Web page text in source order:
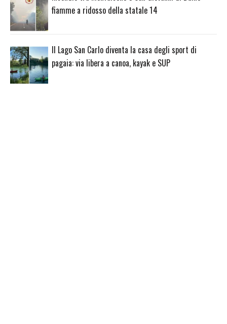
fiamme a ridosso della statale 14
Il Lago San Carlo diventa la casa degli sport di
pagaia: via libera a canoa, kayak e SUP